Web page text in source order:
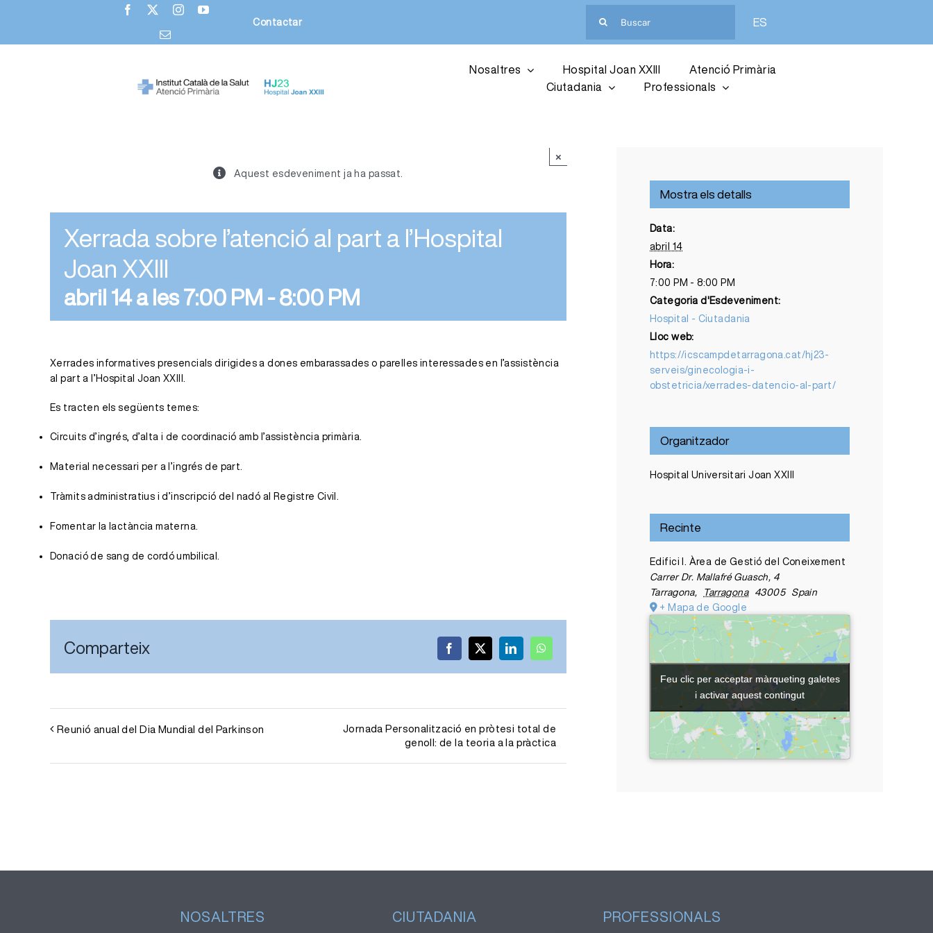
Contactar ES
Nosaltres Hospital Joan XXIII
Atenció Primària
Ciutadania
Professionals
Aquest esdeveniment ja ha passat.
×
Xerrada sobre l’atenció al part a l’Hospital
Joan XXIII
abril 14 a les 7:00 PM -8:00 PM
Xerrades informatives presencials dirigides a dones embarassades o parelles interessades en l’assistència
al part a l’Hospital Joan XXIII.
Es tracten els següents temes:
Circuits d’ingrés, d’alta i de coordinació amb l’assistència primària.
Material necessari per a l’ingrés de part.
Tràmits administratius i d’inscripció del nadó al Registre Civil.
Fomentar la lactància materna.
Donació de sang de cordó umbilical.
Comparteix Facebook
X LinkedInWhatsApp
Reunió anual del Dia Mundial del Parkinson
Jornada Personalització en pròtesi total de
genoll: de la teoria a la pràctica
Mostra els detalls
Data:
abril 14
Hora:
7:00 PM - 8:00 PM
Categoria d'Esdeveniment:
Hospital - Ciutadania
Lloc web:
https://icscampdetarragona.cat/hj23-
serveis/ginecologia-i-
obstetricia/xerrades-datencio-al-part/
Organitzador
Hospital Universitari Joan XXIII
Recinte
Edifici I. Àrea de Gestió del Coneixement
Carrer Dr. Mallafré Guasch, 4
Tarragona, Tarragona 43005
Spain
+ Mapa de Google
Feu clic per acceptar màrqueting galetes
i activar aquest contingut
Feu clic per acceptar màrqueting galetes
i activar aquest contingut
NOSALTRES CIUTADANIA PROFESSIONALS